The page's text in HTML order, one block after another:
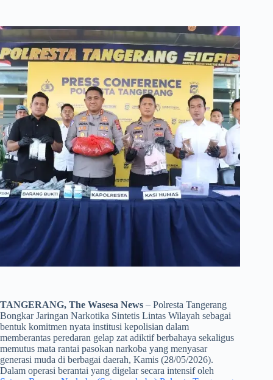
TANGERANG, The Wasesa News – Polresta Tangerang
Bongkar Jaringan Narkotika Sintetis Lintas Wilayah sebagai
bentuk komitmen nyata institusi kepolisian dalam
memberantas peredaran gelap zat adiktif berbahaya sekaligus
memutus mata rantai pasokan narkoba yang menyasar
generasi muda di berbagai daerah, Kamis (28/05/2026).
Dalam operasi berantai yang digelar secara intensif oleh